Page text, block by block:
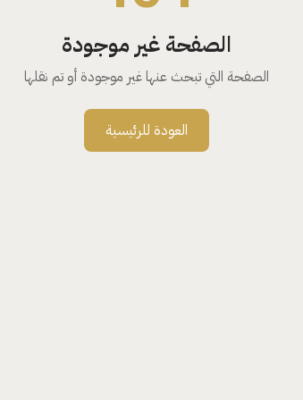
الصفحة غير موجودة
الصفحة التي تبحث عنها غير موجودة أو تم نقلها
العودة للرئيسية